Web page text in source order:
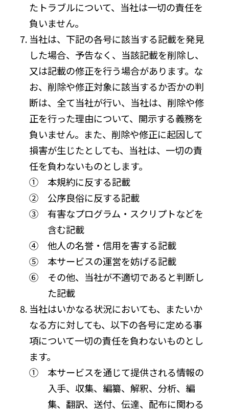
たトラブルについて、当社は一切の責任を
負いません。
当社は、下記の各号に該当する記載を発見
した場合、予告なく、当該記載を削除し、
又は記載の修正を行う場合があります。な
お、削除や修正対象に該当するか否かの判
断は、全て当社が行い、当社は、削除や修
正を行った理由について、開示する義務を
負いません。また、削除や修正に起因して
損害が生じたとしても、当社は、一切の責
任を負わないものとします。
① 本規約に反する記載
② 公序良俗に反する記載
③ 有害なプログラム・スクリプトなどを
含む記載
④ 他人の名誉・信用を害する記載
⑤ 本サービスの運営を妨げる記載
⑥ その他、当社が不適切であると判断し
た記載
当社はいかなる状況においても、またいか
なる方に対しても、以下の各号に定める事
項について一切の責任を負わないものとし
ます。
① 本サービスを通じて提供される情報の
入手、収集、編纂、解釈、分析、編
集、翻訳、送付、伝達、配布に関わる